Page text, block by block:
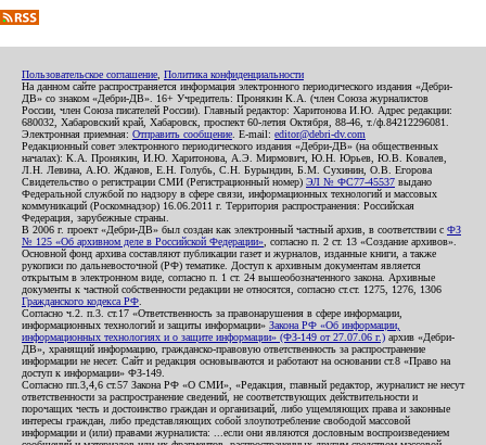
Пользовательское соглашение Политика конфиденциальности
На данном сайте распространяется информация электронного периодического издания «Дебри-
ДВ» со знаком «Дебри-ДВ». 16+ Учредитель: Пронякин К.А. (член Союза журналистов
России, член Союза писателей России). Главный редактор: Харитонова И.Ю. Адрес редакции:
680032, Хабаровский край, Хабаровск, проспект 60-летия Октября, 88-46, т./ф.84212296081.
Электронная приемная: Отправить сообщение . E-mail: editor@debri-dv.com
Редакционный совет электронного периодического издания «Дебри-ДВ» (на общественных
началах): К.А. Пронякин, И.Ю. Харитонова, А.Э. Мирмович, Ю.Н. Юрьев, Ю.В. Ковалев,
Л.Н. Левина, А.Ю. Жданов, Е.Н. Голубь, С.Н. Бурындин, Б.М. Сухинин, О.В. Егорова
Свидетельство о регистрации СМИ (Регистрационный номер) ЭЛ № ФС77-45537 выдано
Федеральной службой по надзору в сфере связи, информационных технологий и массовых
коммуникаций (Роскомнадзор) 16.06.2011 г. Территория распространения: Российская
Федерация, зарубежные страны.
В 2006 г. проект «Дебри-ДВ» был создан как электронный частный архив, в соответствии с ФЗ
№ 125 «Об архивном деле в Российской Федерации» , согласно п. 2 ст. 13 «Создание архивов».
Основной фонд архива составляют публикации газет и журналов, изданные книги, а также
рукописи по дальневосточной (РФ) тематике. Доступ к архивным документам является
открытым в электронном виде, согласно п. 1 ст. 24 вышеобозначенного закона. Архивные
документы к частной собственности редакции не относятся, согласно ст.ст. 1275, 1276, 1306
Гражданского кодекса РФ
Согласно ч.2. п.3. ст.17 «Ответственность за правонарушения в сфере информации,
информационных технологий и защиты информации» Закона РФ «Об информации,
информационных технологиях и о защите информации» (ФЗ-149 от 27.07.06 г.) архив «Дебри-
ДВ», хранящий информацию, гражданско-правовую ответственность за распространение
информации не несет. Сайт и редакция основываются и работают на основании ст.8 «Право на
доступ к информации» ФЗ-149.
Согласно пп.3,4,6 ст.57 Закона РФ «О СМИ», «Редакция, главный редактор, журналист не несут
ответственности за распространение сведений, не соответствующих действительности и
порочащих честь и достоинство граждан и организаций, либо ущемляющих права и законные
интересы граждан, либо представляющих собой злоупотребление свободой массовой
информации и (или) правами журналиста: ...если они являются дословным воспроизведением